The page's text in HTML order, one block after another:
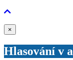
×
Hlasování v